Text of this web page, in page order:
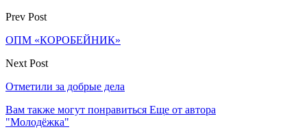
Prev Post
ОПМ «КОРОБЕЙНИК»
Next Post
Отметили за добрые дела
Вам также могут понравиться Еще от автора
"Молодёжка"